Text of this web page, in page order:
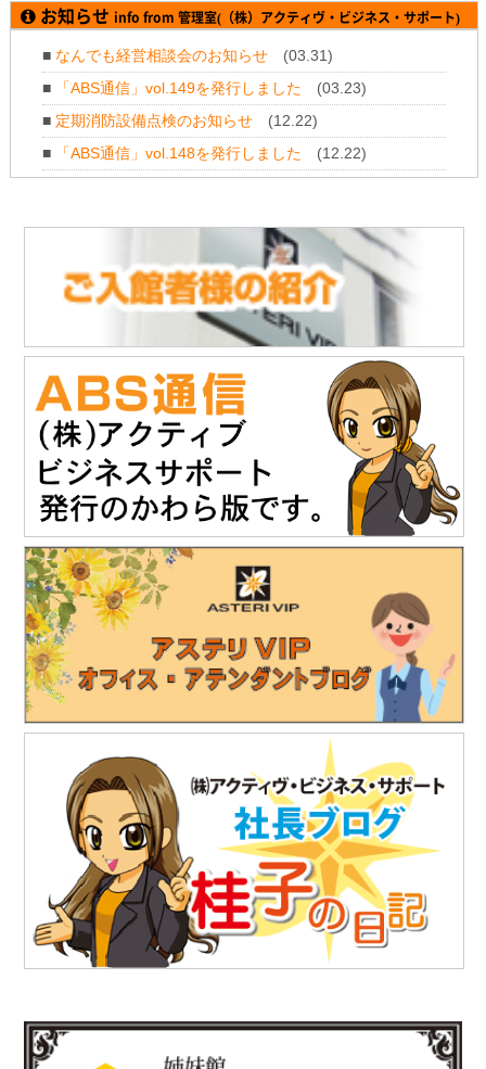
「株式会社テイコク」様のお知らせ
神奈川県厚木土木事務所から令和7年度所長礼状を拝受されまし
た。
https://www.teikoku-eng.co.jp/notice/11347/
2025.11 .28
「株式会社NDTアドヴァンス」様のお知らせ
新製品 紫外線強度計・照度計『XP-3000』の販売を開始されま
した。
https://www.ind-blacklight.jp/topics/2504/
「株式会社NDTアドヴァンス」様のお知らせ
タブレット感覚でタッチ操作 & 業界最高レベルの探傷性能渦流ア
レイ探傷器『EddyViewⅡ』の販売を開始されました。
https://www.ndtadvance.com/info/info-eddy-view2.html
「株式会社テイコク」様のお知らせ
「建設技術フェア2025 in 中部」にご出展されます。
開催日時：12月4日（木）10時～17時
12月5日（金）10時～16時
会場：ポートメッセなごや 第3展示館（名古屋市国際展示場）
主催：建設技術フェアin中部運営委員会
詳細は建設技術フェア2025 in 中部HPをご覧ください。
https://www.kgf-chubu.com
https://www.teikoku-eng.co.jp
「株式会社NDTアドヴァンス」様のお知らせ
精密超音波厚さ計『PM5 Gen3』の販売を開始されました。
https://www.ndtadvance.com/info/info-pm5-gen3.html
2025.8.25
「株式会社テイコク」様のお知らせ
独立行政法人水資源機構木曽川上流ダム総合管理所から優良業務
表彰と優秀技術者表彰を授与されました。
https://www.teikoku-eng.co.jp/notice/10634/
2025.7.18
独立行政法人水資源機構利根川下流総合管理所から優良業務表彰
と優秀技術者表彰を授与されました。
https://www.teikoku-eng.co.jp/notice/10567/
2025.7.18
「株式会社テイコク」様のお知らせ
愛知県内の中学生向けお仕事ブックに株式会社テイコク様が掲載
されました。
https://www.teikoku-eng.co.jp/notice/10462/
2025.6.27
「株式会社NDTアドヴァンス」様のお知らせ
https://www.ind-blacklight.jp/topics/2503/
2025.6.17
お知らせ info from 管理室(（株）アクティヴ・ビジネス・サポート)
■ なんでも経営相談会のお知らせ(03.31)
■
「ABS通信」vol.149を発行しました (03.23)
■ 定期消防設備点検のお知らせ(12.22)
■
「ABS通信」vol.148を発行しました (12.22)